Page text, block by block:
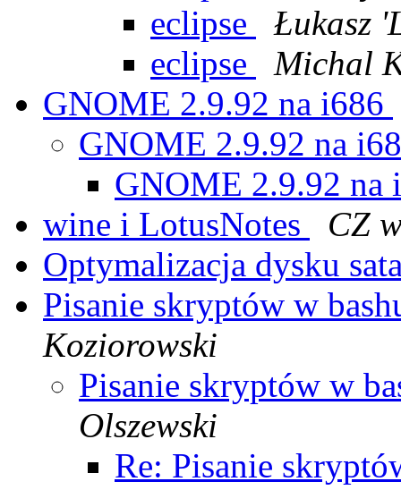
eclipse
Łukasz
eclipse
Michal
GNOME 2.9.92 na i686
GNOME 2.9.92 na
GNOME 2.9.92 na
wine i LotusNotes
CZ
Optymalizacja dysku
Pisanie skryptów w
Koziorowski
Pisanie skryptów w
Olszewski
Re: Pisanie